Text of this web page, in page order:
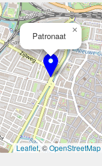
Patronaat
×
Leaflet, ©OpenStreetMap